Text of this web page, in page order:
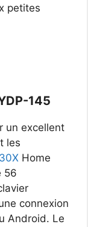
petites
145
un excellent
les
Home
56
connexion
Android. Le